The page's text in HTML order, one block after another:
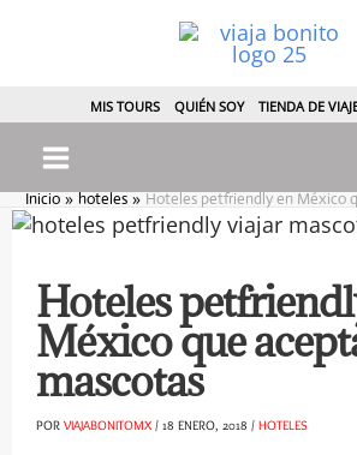
MIS TOURS QUIÉN SOY TIENDA DE
Main
Menu
Inicio hoteles Hoteles petfriendly en México
Hoteles
México que
mascotas
POR VIAJABONITOMX / 18 ENERO, 2018 / HOTELES